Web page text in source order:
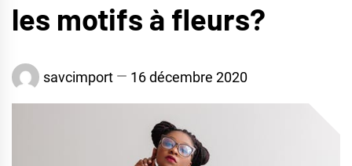
les motifs à fleurs?
savcimport 16 décembre 2020